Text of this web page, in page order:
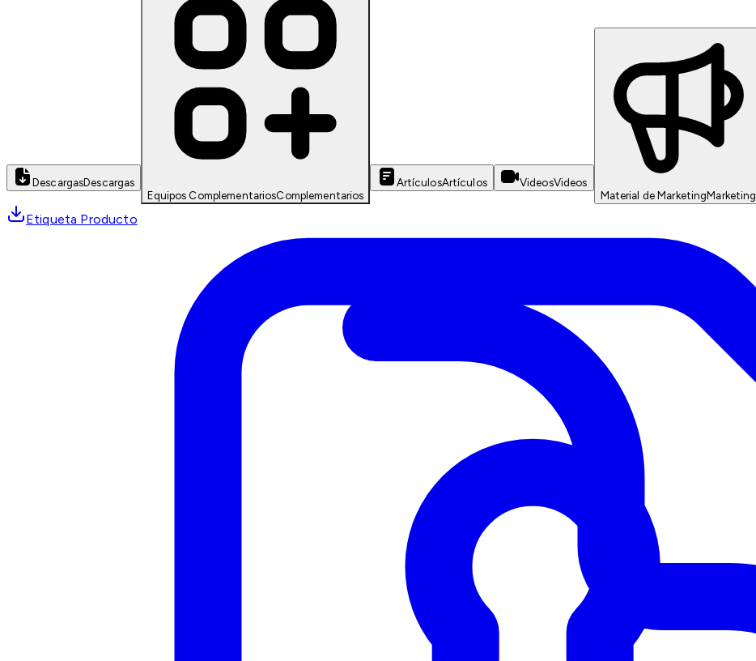
DescargasDescargas
Equipos ComplementariosComplementarios
ArtículosArtículos VideosVideos
Material de MarketingMarketing
Etiqueta Producto